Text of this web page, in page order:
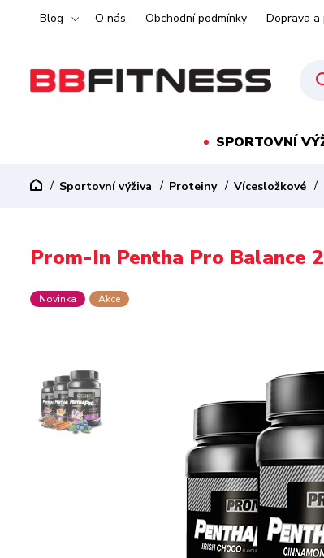
Blog O nás Obchodní podmínky Doprava a
SPORTOVNÍ
Sportovní výživa Proteiny Vícesložkové
Prom-In Pentha Pro Balance
Novinka Akce